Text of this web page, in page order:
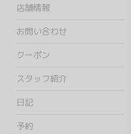
店舗情報
お問い合わせ
クーポン
スタッフ紹介
日記
予約